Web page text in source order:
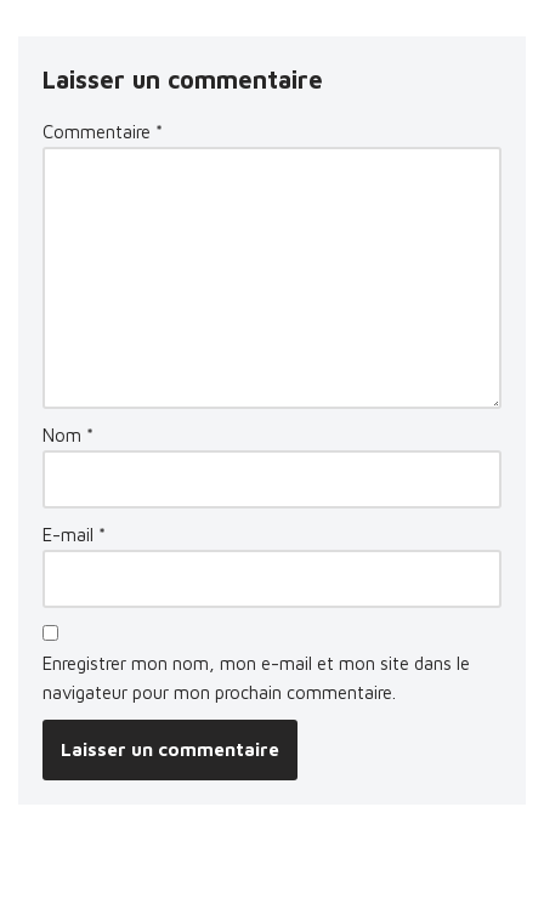
Laisser un commentaire
Commentaire *
Nom *
E-mail *
Enregistrer mon nom, mon e-mail et mon site dans le
navigateur pour mon prochain commentaire.